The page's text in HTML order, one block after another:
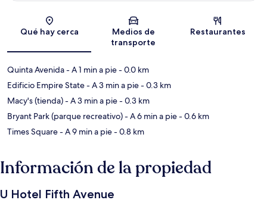
Sección del mapa
Qué hay cerca
Medios de
transporte
Restaurantes
Quinta Avenida- A 1 min a pie- 0.0 km
Edificio Empire State- A 3 min a pie- 0.3 km
Macy's (tienda)- A 3 min a pie- 0.3 km
Bryant Park (parque recreativo)- A 6 min a pie- 0.6 km
Times Square- A 9 min a pie- 0.8 km
Información de la propiedad
U Hotel Fifth Avenue